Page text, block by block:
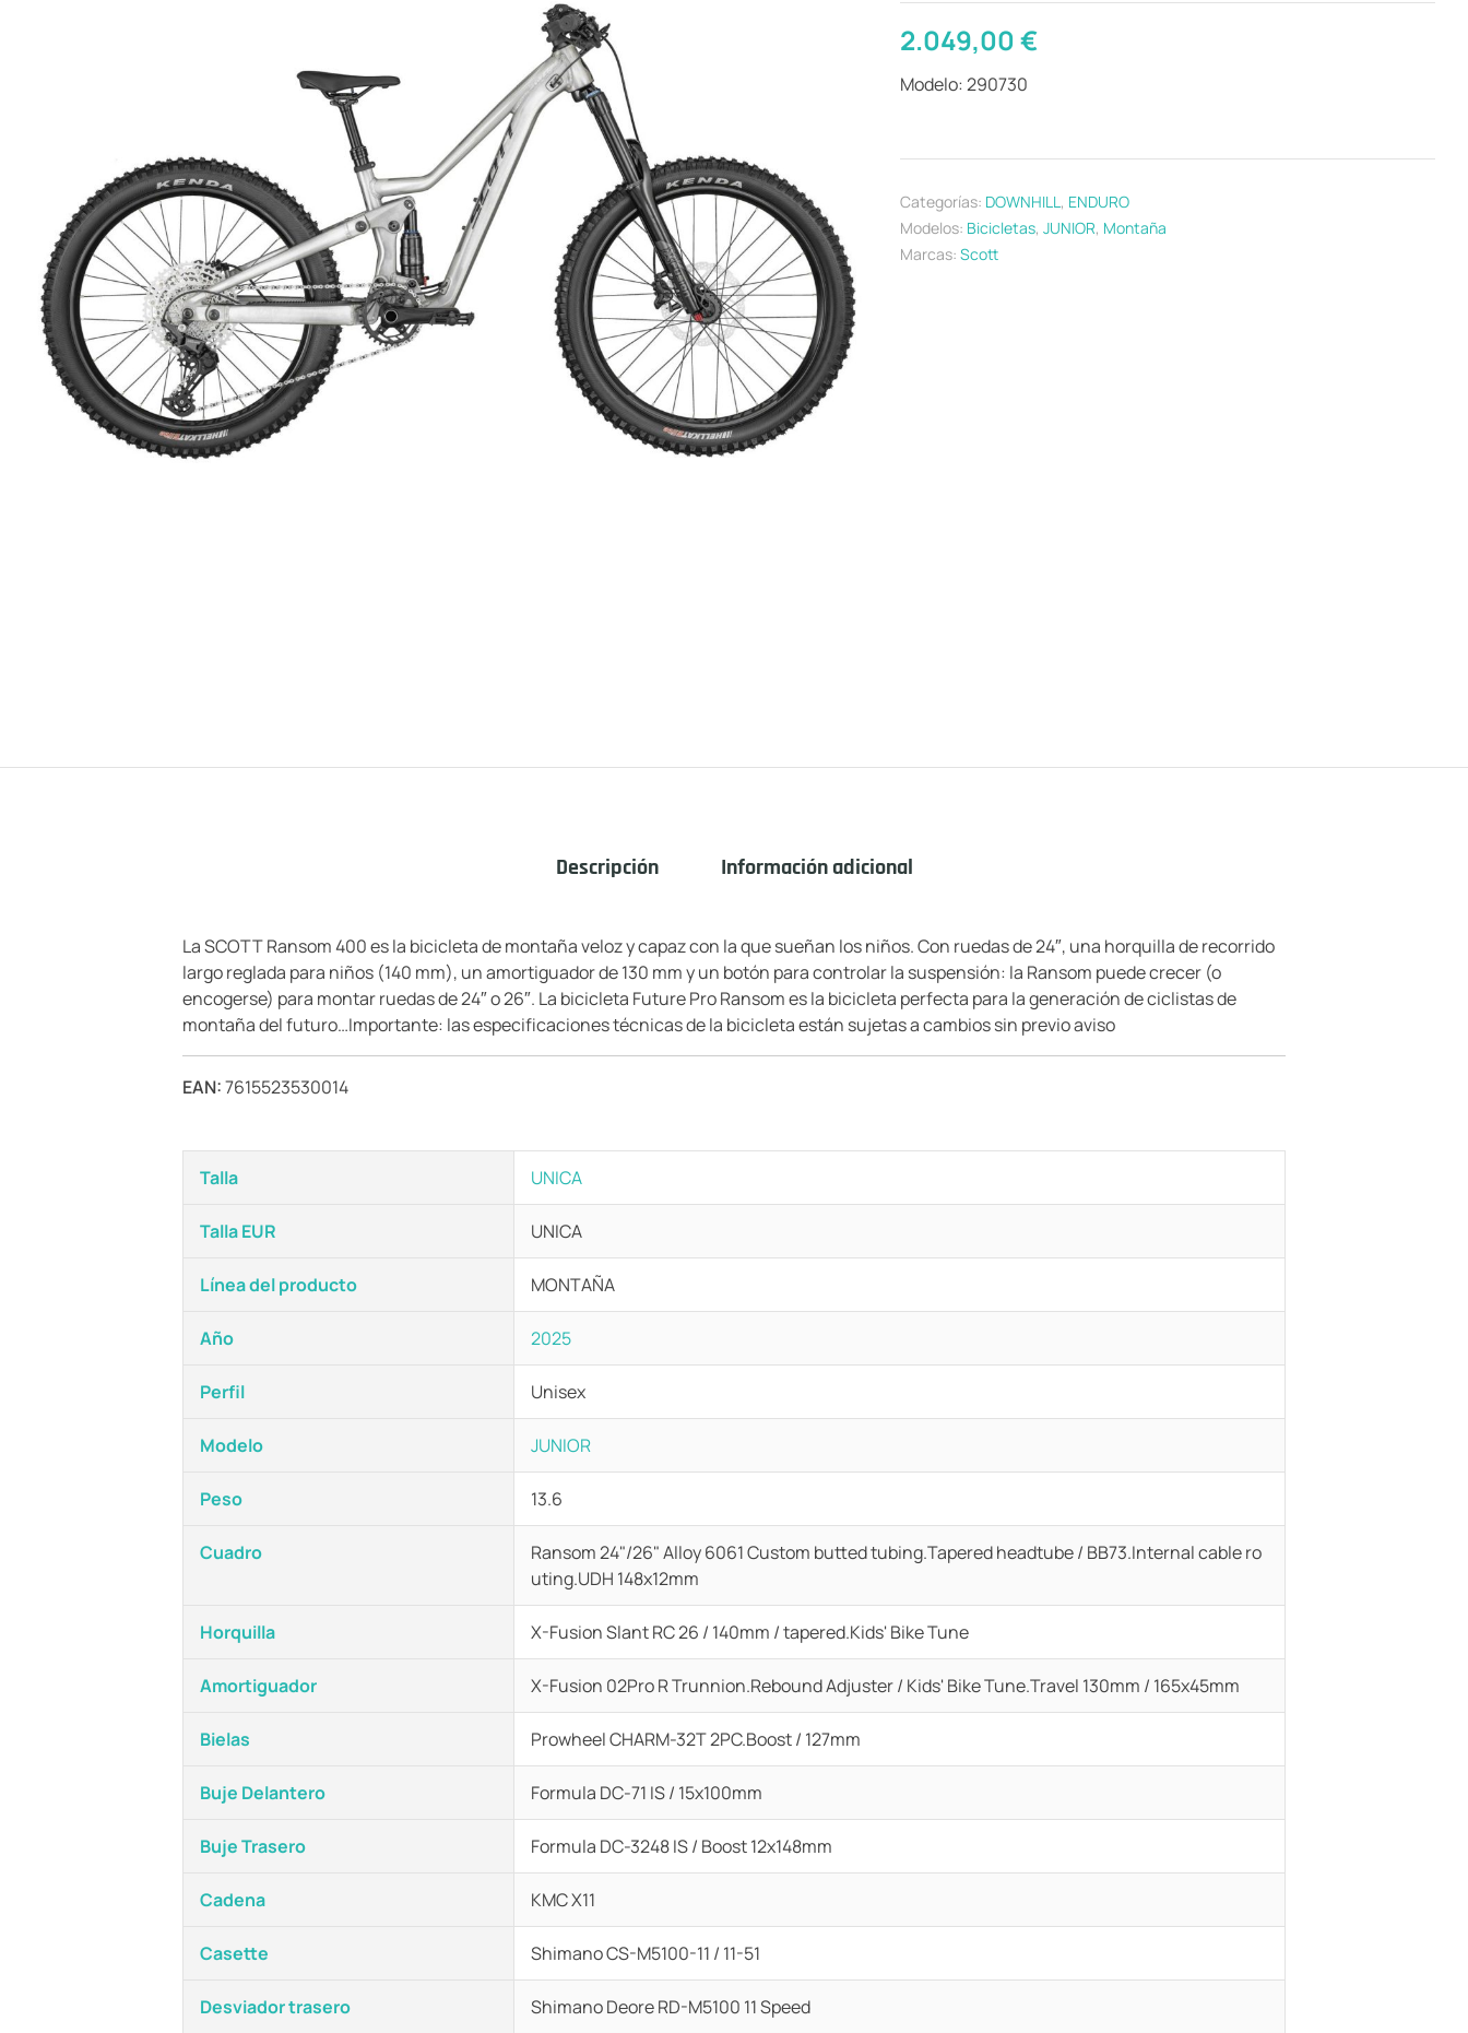
2.049,00€
Modelo: 290730
Categorías: DOWNHILL, ENDURO
Modelos: Bicicletas, JUNIOR, Montaña
Marcas: Scott
Descripción Información adicional
La SCOTT Ransom 400 es la bicicleta de montaña veloz y capaz con la que sueñan los niños. Con ruedas de 24″, una horquilla de recorrido
largo reglada para niños (140 mm), un amortiguador de 130 mm y un botón para controlar la suspensión: la Ransom puede crecer (o
encogerse) para montar ruedas de 24″ o 26″. La bicicleta Future Pro Ransom es la bicicleta perfecta para la generación de ciclistas de
montaña del futuro…Importante: las especificaciones técnicas de la bicicleta están sujetas a cambios sin previo aviso
EAN:7615523530014
Talla UNICA
Talla EUR UNICA
Línea del producto MONTAÑA
Año 2025
Perfil Unisex
Modelo JUNIOR
Peso 13.6
Cuadro
Ransom 24"/26" Alloy 6061 Custom butted tubing.Tapered headtube / BB73.Internal cable ro
uting.UDH 148x12mm
Horquilla X-Fusion Slant RC 26 / 140mm / tapered.Kids' Bike Tune
Amortiguador X-Fusion 02Pro R Trunnion.Rebound Adjuster / Kids' Bike Tune.Travel 130mm / 165x45mm
Bielas Prowheel CHARM-32T 2PC.Boost / 127mm
Buje Delantero Formula DC-71 IS / 15x100mm
Buje Trasero Formula DC-3248 IS / Boost 12x148mm
Cadena KMC X11
Casette Shimano CS-M5100-11 / 11-51
Desviador trasero Shimano Deore RD-M5100 11 Speed